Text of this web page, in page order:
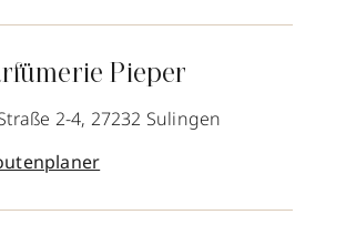
Pieper
2-4, 27232 Sulingen